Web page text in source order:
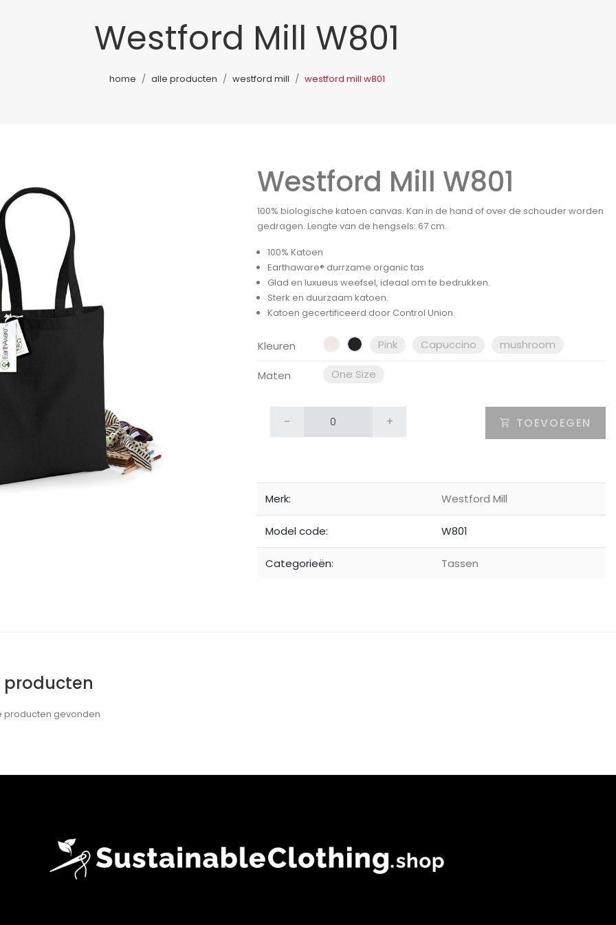
Westford Mill W801
home alle producten westford mill westford mill w801
Westford Mill W801
100% biologische katoen canvas. Kan in de hand of over de schouder worden
gedragen. Lengte van de hengsels: 67 cm.
100% Katoen
Earthaware® durrzame organic tas
Glad en luxueus weefsel, ideaal om te bedrukken.
Sterk en duurzaam katoen.
Katoen gecertificeerd door Control Union.
Kleuren Pink Capuccino mushroom
Maten One Size
- + TOEVOEGEN
Merk: Westford Mill
Model code: W801
Categorieën: Tassen
producten
producten gevonden